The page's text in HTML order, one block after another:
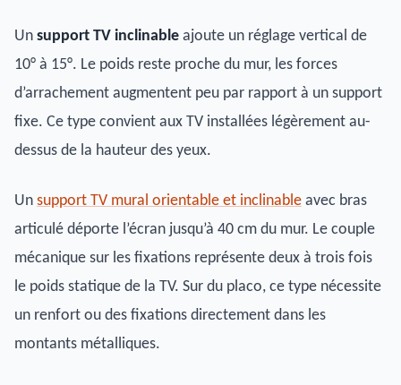
Un support TV inclinable ajoute un réglage vertical de
10° à 15°. Le poids reste proche du mur, les forces
d’arrachement augmentent peu par rapport à un support
fixe. Ce type convient aux TV installées légèrement au-
dessus de la hauteur des yeux.
Un support TV mural orientable et inclinable avec bras
articulé déporte l’écran jusqu’à 40 cm du mur. Le couple
mécanique sur les fixations représente deux à trois fois
le poids statique de la TV. Sur du placo, ce type nécessite
un renfort ou des fixations directement dans les
montants métalliques.